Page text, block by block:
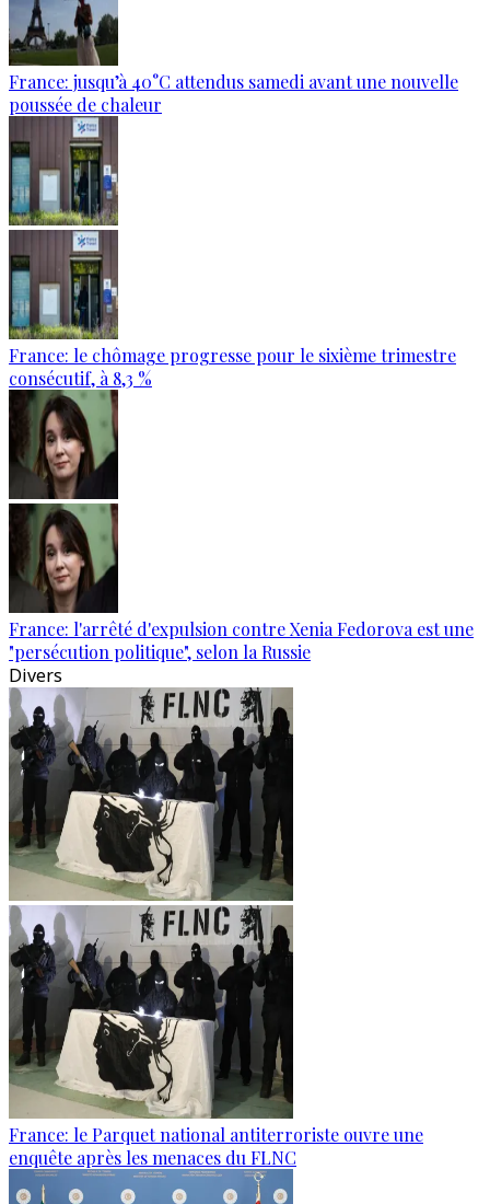
France: jusqu’à 40°C attendus samedi avant une nouvelle
poussée de chaleur
France: le chômage progresse pour le sixième trimestre
consécutif, à 8,3 %
France: l'arrêté d'expulsion contre Xenia Fedorova est une
"persécution politique", selon la Russie
Divers
France: le Parquet national antiterroriste ouvre une
enquête après les menaces du FLNC